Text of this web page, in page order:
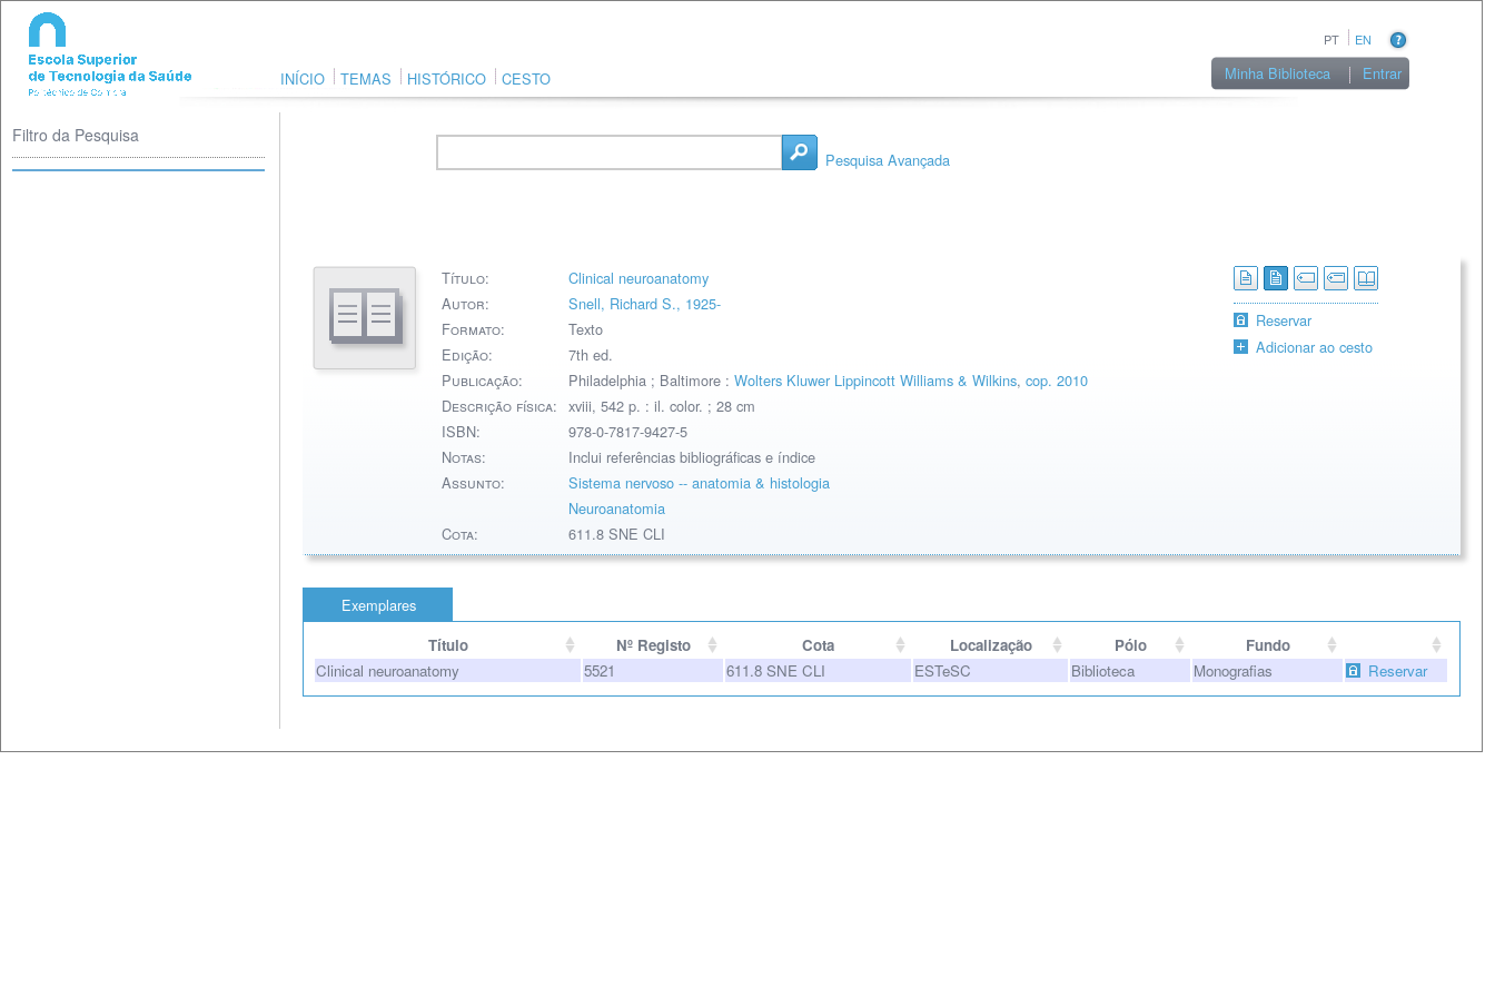
PT EN
INÍCIO TEMAS HISTÓRICO CESTO Minha Biblioteca Entrar
Filtro da Pesquisa
Pesquisa Avançada
Título:
Clinical neuroanatomy
Autor:
Snell, Richard S., 1925-
Formato:
Texto
Edição:
7th ed.
Publicação:
Philadelphia ; Baltimore : Wolters Kluwer Lippincott Williams & Wilkins, cop. 2010
Descrição física: xviii, 542 p. : il. color. ; 28 cm
ISBN:
978-0-7817-9427-5
Notas:
Inclui referências bibliográficas e índice
Assunto:
Sistema nervoso -- anatomia & histologia
Neuroanatomia
Cota:
611.8 SNE CLI
Reservar
Adicionar ao cesto
Exemplares
Título
Nº Registo Cota Localização Pólo
Fundo
Clinical neuroanatomy
5521 611.8 SNE CLI ESTeSC Biblioteca Monografias Reservar